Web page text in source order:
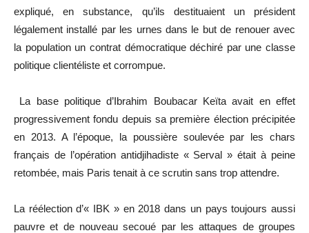
expliqué, en substance, qu’ils destituaient un président
légalement installé par les urnes dans le but de renouer avec
la population un contrat démocratique déchiré par une classe
politique clientéliste et corrompue.
La base politique d’Ibrahim Boubacar Keïta avait en effet
progressivement fondu depuis sa première élection précipitée
en 2013. A l’époque, la poussière soulevée par les chars
français de l’opération antidjihadiste « Serval » était à peine
retombée, mais Paris tenait à ce scrutin sans trop attendre.
La réélection d’« IBK » en 2018 dans un pays toujours aussi
pauvre et de nouveau secoué par les attaques de groupes